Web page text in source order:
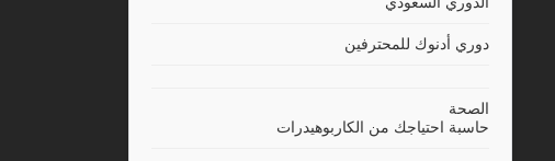
دوري أدنوك للمحترفين
الصحة
حاسبة احتياجك من الكاربوهيدرات